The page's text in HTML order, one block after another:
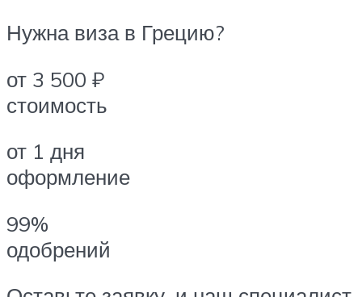
Нужна виза в Грецию?
от 3 500 ₽
стоимость
от 1 дня
оформление
99%
одобрений